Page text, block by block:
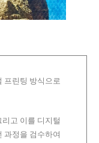
프린팅 방식으로
고 이를 디지털
과정을 검수하여